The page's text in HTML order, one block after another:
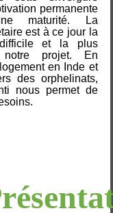
permanente
maturité. La
est à ce jour la
et la plus
notre projet. En
en Inde et
des orphelinats,
nous permet de